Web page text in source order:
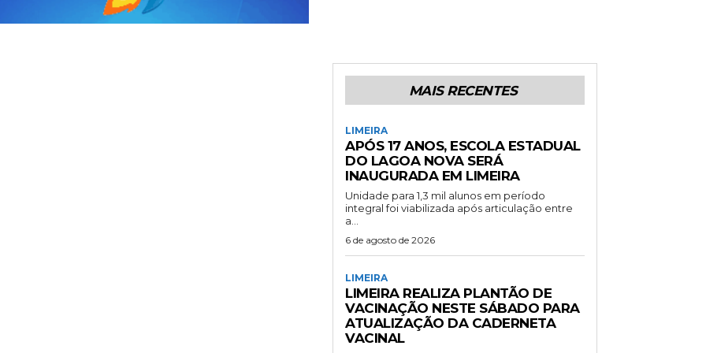
MAIS RECENTES
LIMEIRA
APÓS 17 ANOS, ESCOLA ESTADUAL
DO LAGOA NOVA SERÁ
INAUGURADA EM LIMEIRA
Unidade para 1,3 mil alunos em período
integral foi viabilizada após articulação entre
a...
6 de agosto de 2026
LIMEIRA
LIMEIRA REALIZA PLANTÃO DE
VACINAÇÃO NESTE SÁBADO PARA
ATUALIZAÇÃO DA CADERNETA
VACINAL